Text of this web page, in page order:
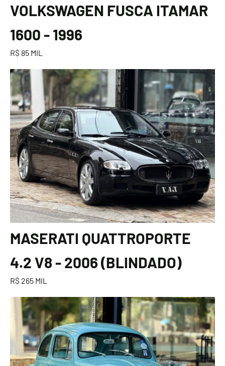
VOLKSWAGEN FUSCA ITAMAR
1600 - 1996
R$ 85 MIL
MASERATI QUATTROPORTE
4.2 V8 - 2006 (BLINDADO)
R$ 265 MIL